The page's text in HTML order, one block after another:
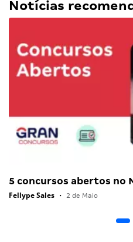
Notícias
5 concursos abertos no
Fellype Sales • 2 de Maio